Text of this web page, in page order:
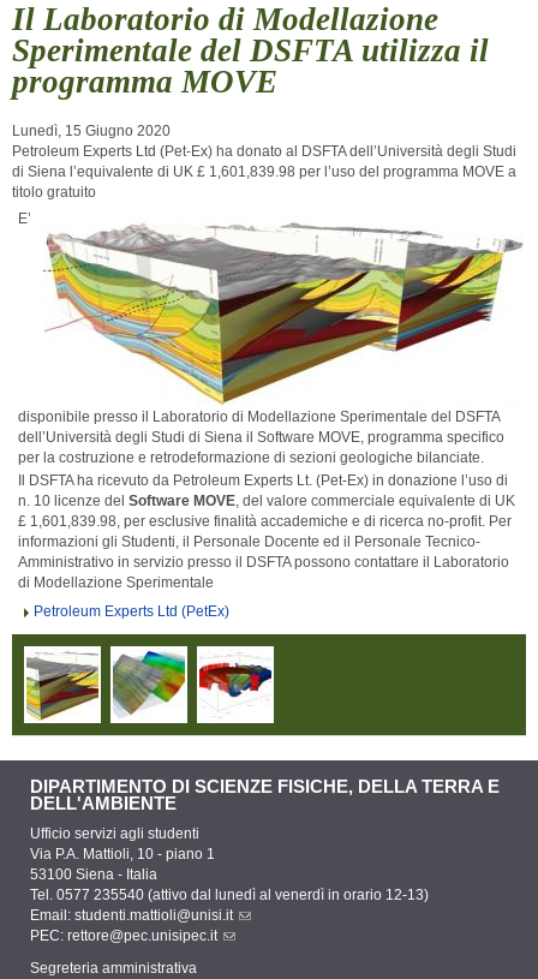
Il Laboratorio di Modellazione
Sperimentale del DSFTA utilizza il
programma MOVE
Lunedì, 15 Giugno 2020
Petroleum Experts Ltd (Pet-Ex) ha donato al DSFTA dell’Università degli Studi
di Siena l’equivalente di UK £ 1,601,839.98 per l’uso del programma MOVE a
titolo gratuito
E’
disponibile presso il Laboratorio di Modellazione Sperimentale del DSFTA
dell’Università degli Studi di Siena il Software MOVE, programma specifico
per la costruzione e retrodeformazione di sezioni geologiche bilanciate.
Il DSFTA ha ricevuto da Petroleum Experts Lt. (Pet-Ex) in donazione l’uso di
n. 10 licenze del Software MOVE, del valore commerciale equivalente di UK
£ 1,601,839.98, per esclusive finalità accademiche e di ricerca no-profit. Per
informazioni gli Studenti, il Personale Docente ed il Personale Tecnico-
Amministrativo in servizio presso il DSFTA possono contattare il Laboratorio
di Modellazione Sperimentale
Petroleum Experts Ltd (PetEx)
DIPARTIMENTO DI SCIENZE FISICHE, DELLA TERRA E
DELL'AMBIENTE
Ufficio servizi agli studenti
Via P.A. Mattioli, 10 - piano 1
53100 Siena - Italia
Tel. 0577 235540 (attivo dal lunedì al venerdì in orario 12-13)
Email: studenti.mattioli@unisi.it
PEC: rettore@pec.unisipec.it
Segreteria amministrativa